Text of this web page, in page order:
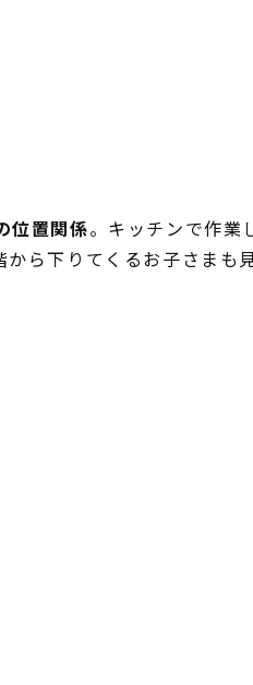
位置関係。キッチンで作業
ら下りてくるお子さまも